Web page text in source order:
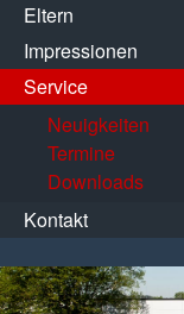
Eltern
Impressionen
Service
Neuigkeiten
Termine
Downloads
Kontakt